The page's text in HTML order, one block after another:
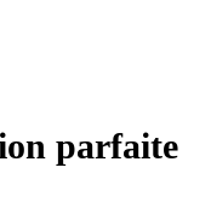
parfaite